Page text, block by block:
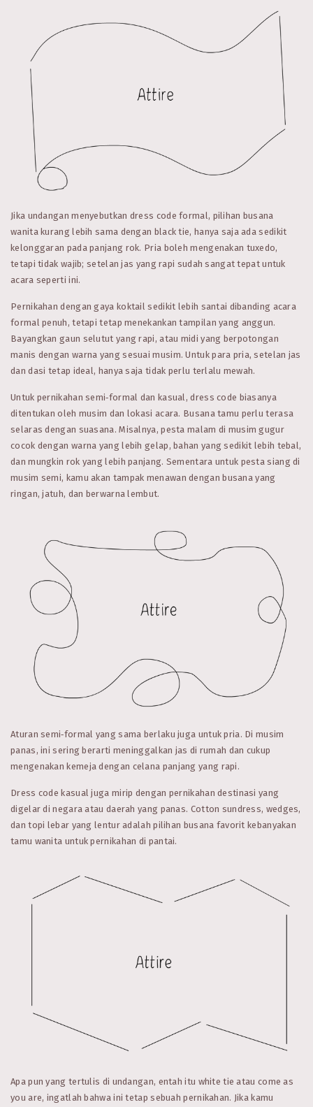
Jika undangan menyebutkan dress code formal, pilihan busana
wanita kurang lebih sama dengan black tie, hanya saja ada sedikit
kelonggaran pada panjang rok. Pria boleh mengenakan tuxedo,
tetapi tidak wajib; setelan jas yang rapi sudah sangat tepat untuk
acara seperti ini.
Pernikahan dengan gaya koktail sedikit lebih santai dibanding acara
formal penuh, tetapi tetap menekankan tampilan yang anggun.
Bayangkan gaun selutut yang rapi, atau midi yang berpotongan
manis dengan warna yang sesuai musim. Untuk para pria, setelan jas
dan dasi tetap ideal, hanya saja tidak perlu terlalu mewah.
Untuk pernikahan semi‑formal dan kasual, dress code biasanya
ditentukan oleh musim dan lokasi acara. Busana tamu perlu terasa
selaras dengan suasana. Misalnya, pesta malam di musim gugur
cocok dengan warna yang lebih gelap, bahan yang sedikit lebih tebal,
dan mungkin rok yang lebih panjang. Sementara untuk pesta siang di
musim semi, kamu akan tampak menawan dengan busana yang
ringan, jatuh, dan berwarna lembut.
Aturan semi‑formal yang sama berlaku juga untuk pria. Di musim
panas, ini sering berarti meninggalkan jas di rumah dan cukup
mengenakan kemeja dengan celana panjang yang rapi.
Dress code kasual juga mirip dengan pernikahan destinasi yang
digelar di negara atau daerah yang panas. Cotton sundress, wedges,
dan topi lebar yang lentur adalah pilihan busana favorit kebanyakan
tamu wanita untuk pernikahan di pantai.
Apa pun yang tertulis di undangan, entah itu white tie atau come as
you are, ingatlah bahwa ini tetap sebuah pernikahan. Jika kamu